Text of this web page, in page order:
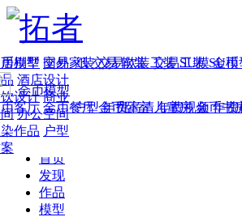
首页
发现
年费 作品 图纸 交易 软装 工装 SU模 金币
年费版块
费图纸 年费户型 年费高清 年费视频 年费
作品
别墅 国外
酒店设计
设计 商业
办公空间
作品 户型
模型
模型 交易家装 交易软装 交易工装 SU模
金币模型
客厅 金币餐厅 金币卧室 儿童房 金币书